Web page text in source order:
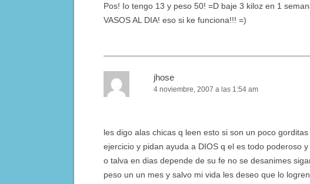
Pos! Io tengo 13 y peso 50! =D baje 3 kiloz en 1
VASOS AL DIA! eso si ke funciona!!! =)
jhose
4 noviembre, 2007 a las 1:54 am
les digo alas chicas q leen esto si son un poco
ejercicio y pidan ayuda a DIOS q el es todo poderoso
o talva en dias depende de su fe no se desanimes
peso un un mes y salvo mi vida les deseo que lo